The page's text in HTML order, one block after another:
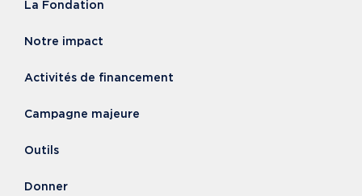
La Fondation
Notre impact
Activités de financement
Campagne majeure
Outils
Donner